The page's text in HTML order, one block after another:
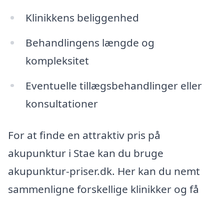
Klinikkens beliggenhed
Behandlingens længde og
kompleksitet
Eventuelle tillægsbehandlinger eller
konsultationer
For at finde en attraktiv pris på
akupunktur i Stae kan du bruge
akupunktur-priser.dk. Her kan du nemt
sammenligne forskellige klinikker og få